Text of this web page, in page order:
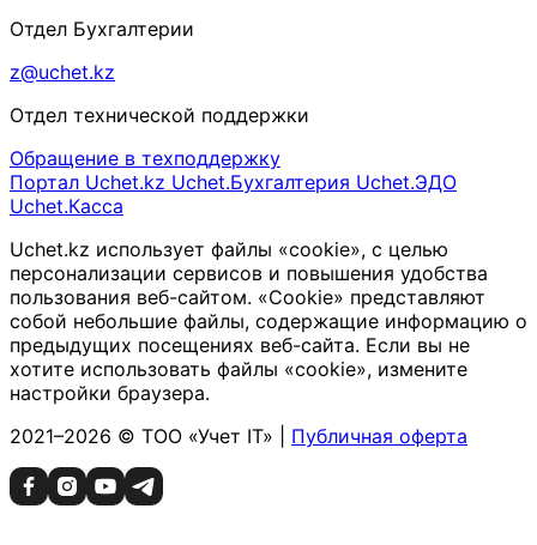
Отдел Бухгалтерии
z@uchet.kz
Отдел технической поддержки
Обращение в техподдержку
Портал Uchet.kz Uchet.Бухгалтерия Uchet.ЭДО
Uchet.Касса
Uchet.kz использует файлы «cookie», с целью
персонализации сервисов и повышения удобства
пользования веб-сайтом. «Cookie» представляют
собой небольшие файлы, содержащие информацию о
предыдущих посещениях веб-сайта. Если вы не
хотите использовать файлы «cookie», измените
настройки браузера.
2021–2026 © ТОО «Учет IT» | Публичная оферта